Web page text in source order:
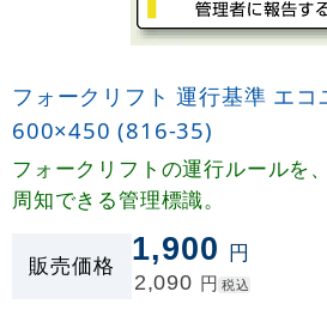
フォークリフト 運行基準 エコ
600×450 (816-35)
フォークリフトの運行ルールを
周知できる管理標識。
販売価格 1,900 円
2,090 円 税込